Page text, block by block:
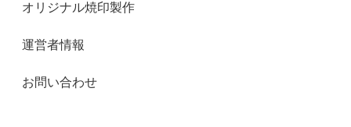
オリジナル焼印製作
運営者情報
お問い合わせ